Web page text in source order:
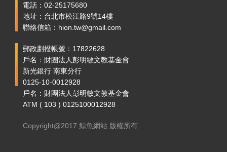
電話：02-25175680
地址：台北市松江路9號14樓
聯絡信箱：hion.tw@gmail.com
郵政劃撥帳號：17822628
戶名：財團法人彭明敏文教基金會
新光銀行 南東分行
0125-10-0012928
戶名：財團法人彭明敏文教基金會
ATM ( 103 ) 0125100012928
Copyright@2017 鯨魚網站 版權所有